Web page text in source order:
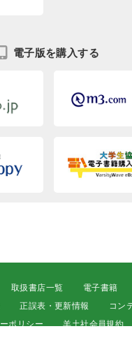
電子版を購入する
取扱書店一覧
電子書籍
正誤表・更新情報
コン
ポリシー
羊土社会員規約